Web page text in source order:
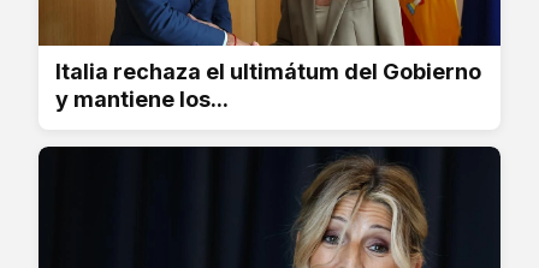
Italia rechaza el ultimátum del Gobierno
y mantiene los...